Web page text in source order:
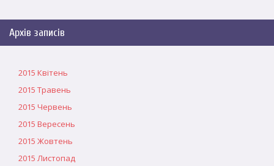
Архів записів
2015 Квітень
2015 Травень
2015 Червень
2015 Вересень
2015 Жовтень
2015 Листопад